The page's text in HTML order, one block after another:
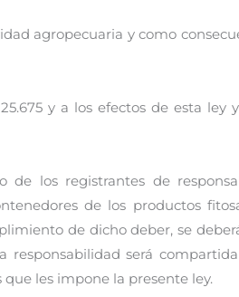
agropecuaria y como
y a los efectos de esta ley
los registrantes de
de los productos
de dicho deber, se
será
les impone la presente ley.